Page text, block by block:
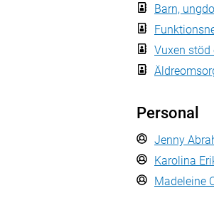
Barn,
Vuxen stöd
Personal
Jenny
Karolina
Madeleine